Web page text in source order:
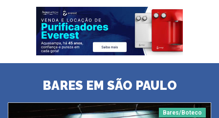
BARES EM SÃO PAULO
Bares/Boteco